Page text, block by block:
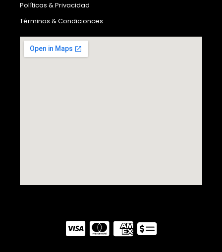
Políticas & Privacidad
Términos & Condicionces